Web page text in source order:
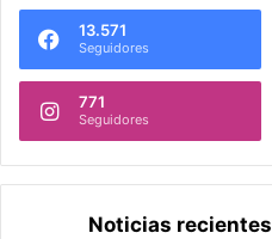
13.571
Seguidores
771
Seguidores
Noticias recientes